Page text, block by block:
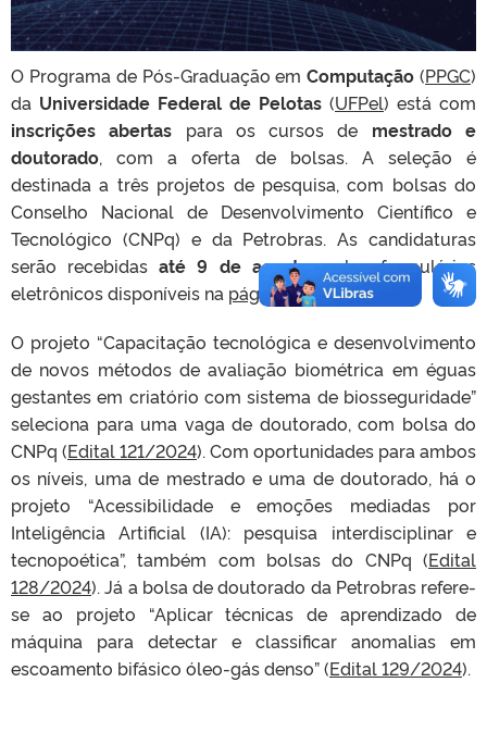
O Programa de Pós-Graduação emComputação (PPGC)
da Universidade Federal de Pelotas (UFPel) está com
inscrições abertas para os cursos de mestrado e
doutorado, com a oferta de bolsas. A seleção é
destinada a três projetos de pesquisa, com bolsas do
Conselho Nacional de Desenvolvimento Científico e
Tecnológico (CNPq) e da Petrobras. As candidaturas
serão recebidasaté 9 de agosto, pelos formulários
eletrônicos disponíveis na página do Programa
O projeto “Capacitação tecnológica e desenvolvimento
de novos métodos de avaliação biométrica em éguas
gestantes em criatório com sistema de biosseguridade”
seleciona para uma vaga de doutorado, com bolsa do
CNPq (Edital 121/2024). Com oportunidades para ambos
os níveis, uma de mestrado e uma de doutorado, há o
projeto “Acessibilidade e emoções mediadas por
Inteligência Artificial (IA): pesquisa interdisciplinar e
tecnopoética”, também com bolsas do CNPq (Edital
128/2024). Já a bolsa de doutorado da Petrobras refere-
se ao projeto “Aplicar técnicas de aprendizado de
máquina para detectar e classificar anomalias em
escoamento bifásico óleo-gás denso” (Edital 129/2024).